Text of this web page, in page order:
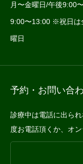
月〜金曜日/午後9:00
9:00〜13:00 ※祝日は
曜日
予約・お問い合
診療中は電話に出ら
度お電話頂くか、オ